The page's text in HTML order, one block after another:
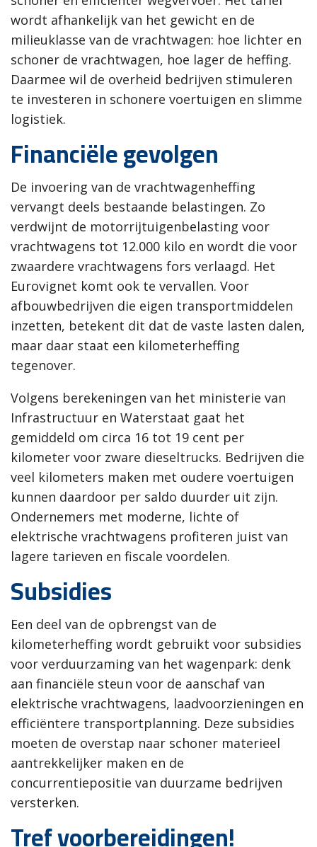
wordt afhankelijk van het gewicht en de
milieuklasse van de vrachtwagen: hoe lichter en
schoner de vrachtwagen, hoe lager de heffing.
Daarmee wil de overheid bedrijven stimuleren
te investeren in schonere voertuigen en slimme
logistiek.
Financiële gevolgen
De invoering van de vrachtwagenheffing
vervangt deels bestaande belastingen. Zo
verdwijnt de motorrijtuigenbelasting voor
vrachtwagens tot 12.000 kilo en wordt die voor
zwaardere vrachtwagens fors verlaagd. Het
Eurovignet komt ook te vervallen. Voor
afbouwbedrijven die eigen transportmiddelen
inzetten, betekent dit dat de vaste lasten dalen,
maar daar staat een kilometerheffing
tegenover.
Volgens berekeningen van het ministerie van
Infrastructuur en Waterstaat gaat het
gemiddeld om circa 16 tot 19 cent per
kilometer voor zware dieseltrucks. Bedrijven die
veel kilometers maken met oudere voertuigen
kunnen daardoor per saldo duurder uit zijn.
Ondernemers met moderne, lichte of
elektrische vrachtwagens profiteren juist van
lagere tarieven en fiscale voordelen.
Subsidies
Een deel van de opbrengst van de
kilometerheffing wordt gebruikt voor subsidies
voor verduurzaming van het wagenpark: denk
aan financiële steun voor de aanschaf van
elektrische vrachtwagens, laadvoorzieningen en
efficiëntere transportplanning. Deze subsidies
moeten de overstap naar schoner materieel
aantrekkelijker maken en de
concurrentiepositie van duurzame bedrijven
versterken.
Tref voorbereidingen!